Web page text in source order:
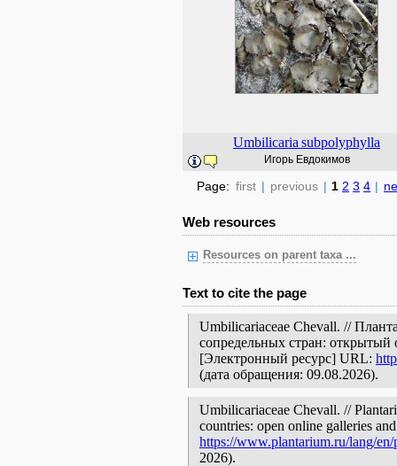
Umbilicaria subpolyphylla
Игорь Евдокимов
Page: first | previous | 1 2 3 4 |
Web resources
Resources on parent taxa ...
Text to cite the page
Umbilicariaceae Chevall. //
сопредельных стран: открытый
[Электронный ресурс] URL:
(дата обращения: 09.08.2026).
Umbilicariaceae Chevall. //
countries: open online galleries
https://www.plantarium.ru/lang/
2026).